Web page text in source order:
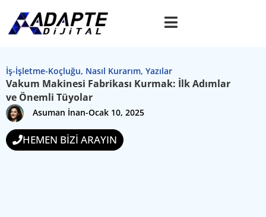
İş-İşletme-Koçluğu, Nasıl Kurarım, Yazılar
Vakum Makinesi Fabrikası Kurmak: İlk Adımlar
ve Önemli Tüyolar
Asuman İnan-Ocak 10, 2025
HEMEN BİZİ ARAYIN